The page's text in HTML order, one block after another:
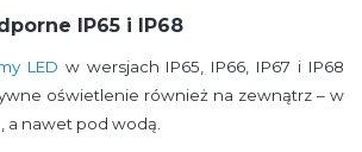
IP65 i IP68
LED w wersjach IP65, IP66, IP67 i IP68
oświetlenie również na zewnątrz – w
a nawet pod wodą.